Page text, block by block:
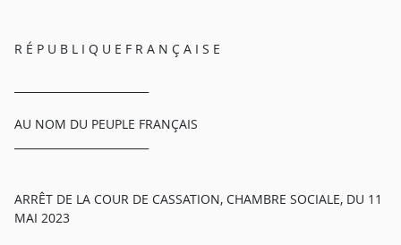
R É P U B L I Q U E F R A N Ç A I S E
AU NOM DU PEUPLE FRANÇAIS
ARRÊT DE LA COUR DE CASSATION, CHAMBRE SOCIALE, DU 11
MAI 2023